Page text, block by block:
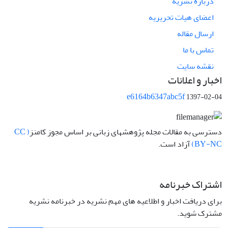
اعضای هیات تحریریه
ارسال مقاله
تماس با ما
نقشه سایت
اخبار و اعلانات
e6164b6347abc5f1397-02-04
دسترسی به مقالات مجله پژوهشهای زبانی بر اساس مجوز کامنز ( CC
BY-NC) آزاد است.
اشتراک خبرنامه
برای دریافت اخبار و اطلاعیه های مهم نشریه در خبرنامه نشریه
مشترک شوید.